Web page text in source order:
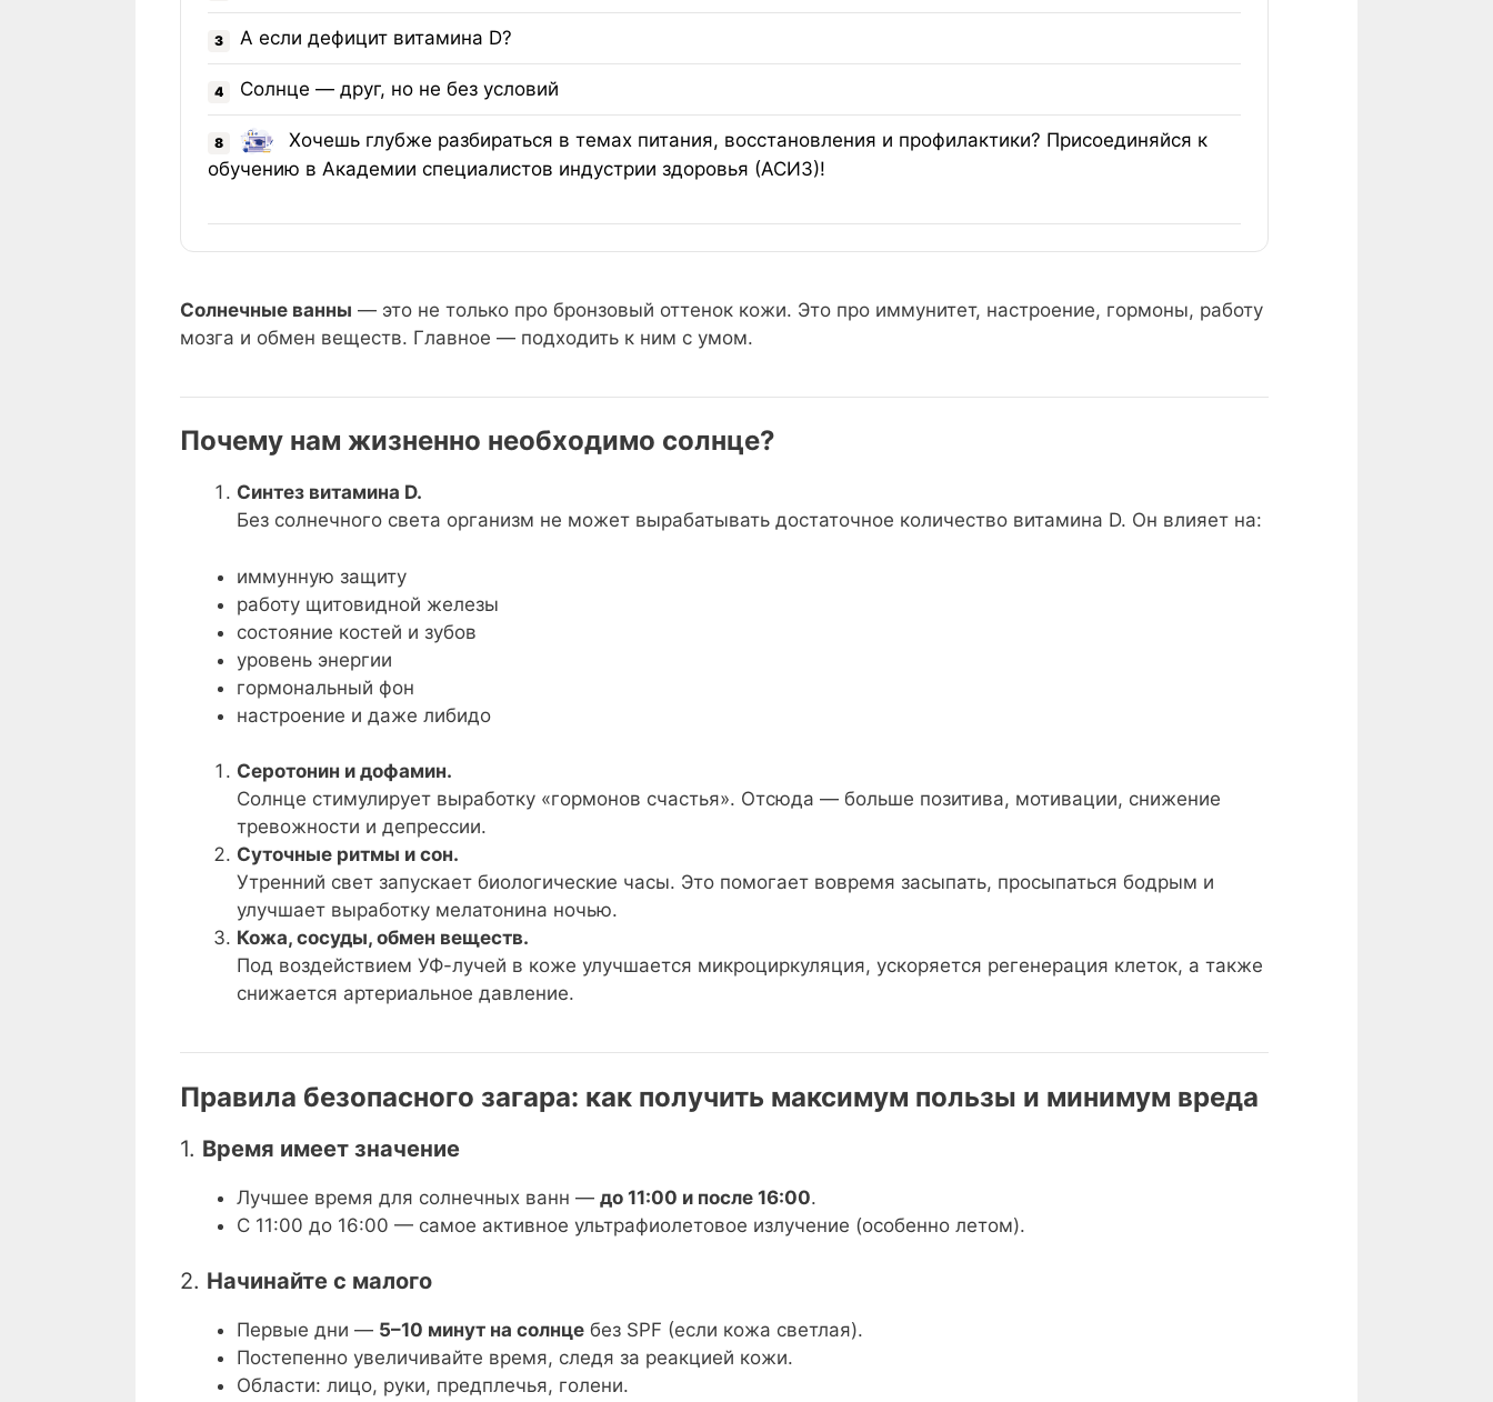
3 А если дефицит витамина D?
4 Солнце — друг, но не без условий
8
Хочешь глубже разбираться в темах питания, восстановления и профилактики? Присоединяйся к
обучению в Академии специалистов индустрии здоровья (АСИЗ)!
Солнечные ванны — это не только про бронзовый оттенок кожи. Это про иммунитет, настроение, гормоны, работу
мозга и обмен веществ. Главное — подходить к ним с умом.
Почему нам жизненно необходимо солнце?
Синтез витамина D.
Без солнечного света организм не может вырабатывать достаточное количество витамина D. Он влияет на:
иммунную защиту
работу щитовидной железы
состояние костей и зубов
уровень энергии
гормональный фон
настроение и даже либидо
Серотонин и дофамин.
Солнце стимулирует выработку «гормонов счастья». Отсюда — больше позитива, мотивации, снижение
тревожности и депрессии.
Суточные ритмы и сон.
Утренний свет запускает биологические часы. Это помогает вовремя засыпать, просыпаться бодрым и
улучшает выработку мелатонина ночью.
Кожа, сосуды, обмен веществ.
Под воздействием УФ-лучей в коже улучшается микроциркуляция, ускоряется регенерация клеток, а также
снижается артериальное давление.
Правила безопасного загара: как получить максимум пользы и минимум вреда
1. Время имеет значение
Лучшее время для солнечных ванн — до 11:00 и после 16:00.
С 11:00 до 16:00 — самое активное ультрафиолетовое излучение (особенно летом).
2. Начинайте с малого
Первые дни — 5–10 минут на солнце без SPF (если кожа светлая).
Постепенно увеличивайте время, следя за реакцией кожи.
Области: лицо, руки, предплечья, голени.